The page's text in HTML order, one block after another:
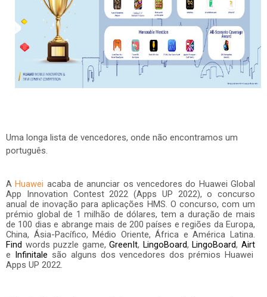
Uma longa lista de vencedores, onde não encontramos um
português.
AHuawei acaba de anunciar os vencedores do Huawei Global
App Innovation Contest 2022 (Apps UP 2022), o concurso
anual de inovação para aplicações HMS. O concurso, com um
prémio global de 1 milhão de dólares, tem a duração de mais
de 100 dias e abrange mais de 200 países e regiões da Europa,
China, Ásia-Pacífico, Médio Oriente, África e América Latina.
Find words puzzle game,GreenIt, LingoBoard,LingoBoard,Airt
e Infinitale são alguns dos vencedores dos prémios Huawei
Apps UP 2022.